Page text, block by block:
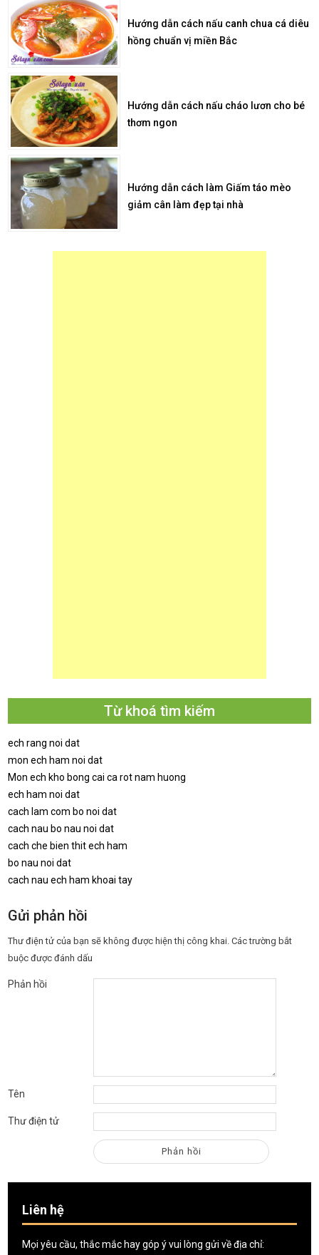
Hướng dẫn cách nấu canh chua cá diêu
hồng chuẩn vị miền Bắc
Hướng dẫn cách nấu cháo lươn cho bé
thơm ngon
Hướng dẫn cách làm Giấm táo mèo
giảm cân làm đẹp tại nhà
Từ khoá tìm kiếm
ech rang noi dat
mon ech ham noi dat
Mon ech kho bong cai ca rot nam huong
ech ham noi dat
cach lam com bo noi dat
cach nau bo nau noi dat
cach che bien thit ech ham
bo nau noi dat
cach nau ech ham khoai tay
Gửi phản hồi
Thư điện tử của bạn sẽ không được hiện thị công khai. Các trường bắt
buộc được đánh dấu
Phản hồi
Tên
Thư điện tử
Liên hệ
Mọi yêu cầu, thắc mắc hay góp ý vui lòng gửi về địa chỉ: